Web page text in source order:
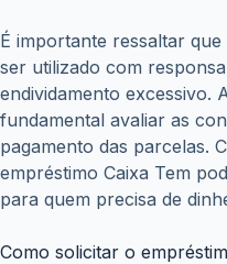
É importante ressaltar
ser utilizado com
endividamento excessivo.
fundamental avaliar as
pagamento das parcelas.
empréstimo Caixa Tem
para quem precisa de
Como solicitar o